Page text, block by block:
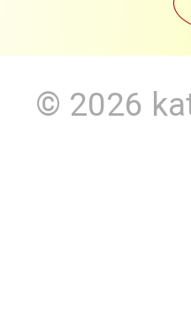
© 2026